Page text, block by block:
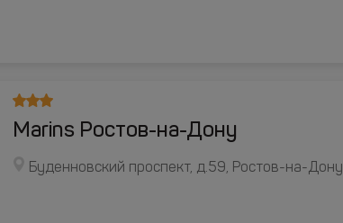
Marins Ростов-на-Дону
Буденновский проспект, д.59, Ростов-на-Дону